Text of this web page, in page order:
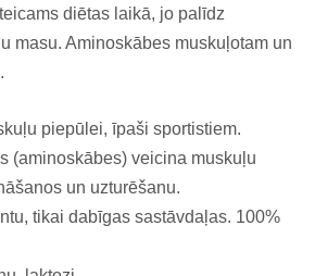
diētas laikā, jo palīdz
masu. Aminoskābes muskuļotam un
piepūlei, īpaši sportistiem.
(aminoskābes) veicina muskuļu
un uzturēšanu.
tikai dabīgas sastāvdaļas. 100%